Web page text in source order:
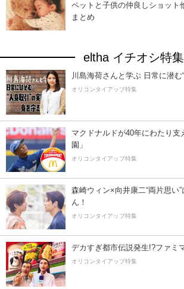
ペットと子供の仲良しショット
まとめ
eltha イチオシ特集
川島海荷さんと学ぶ 日常に潜む
オリコンタイアップ特集
マクドナルドが40年にわたり支
園」
オリコンタイアップ特集
森崎ウィン×向井康二“両片思い
ん！
オリコンタイアップ特集
デカすぎ都市伝説発生!?ファミ
オリコンタイアップ特集